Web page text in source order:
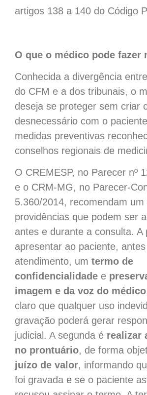
artigos 138 a 140 do Código
O que o médico pode fazer
Conhecida a divergência
do CFM e a dos tribunais, o
deseja se proteger sem criar
desnecessário com o
medidas preventivas
conselhos regionais de
O CREMESP, no Parecer nº
e o CRM-MG, no Parecer-
5.360/2014, recomendam um
providências que podem ser
antes e durante a consulta. A
apresentar ao paciente,
atendimento, um termo de
confidencialidade e
imagem e da voz do médico
claro que qualquer uso
gravação poderá gerar
judicial. A segunda é realizar
no prontuário, de forma
juízo de valor, informando
foi gravada e se o paciente